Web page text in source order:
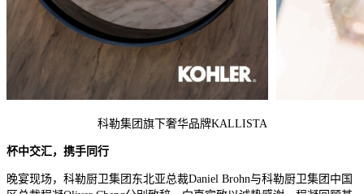
科勒集团旗下奢华品牌KALLISTA
杯中交汇， 携手同行
晚宴现场，科勒厨卫集团东北亚总裁Daniel Brohn与科勒厨卫集团中国